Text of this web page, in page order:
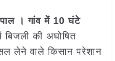
। गांव में 10 घंटे
की अघोषित
लेने वाले किसान परेशान